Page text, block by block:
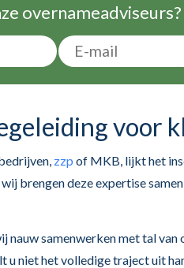
voor
zzp of MKB, lijkt het
brengen deze expertise
samenwerken met tal
niet het volledige traject uit